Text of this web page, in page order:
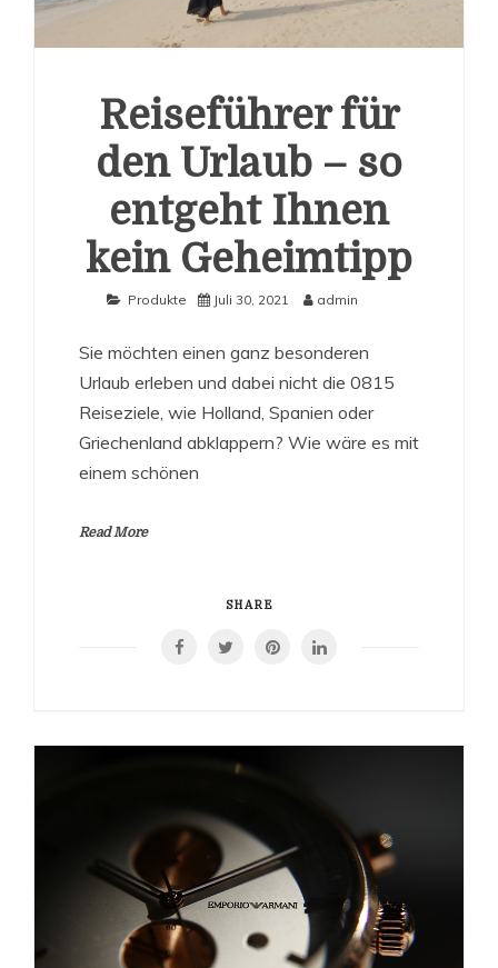
Reiseführer für
den Urlaub – so
entgeht Ihnen
kein Geheimtipp
Produkte Juli 30, 2021 admin
Sie möchten einen ganz besonderen
Urlaub erleben und dabei nicht die 0815
Reiseziele, wie Holland, Spanien oder
Griechenland abklappern? Wie wäre es mit
einem schönen
Read More
SHARE